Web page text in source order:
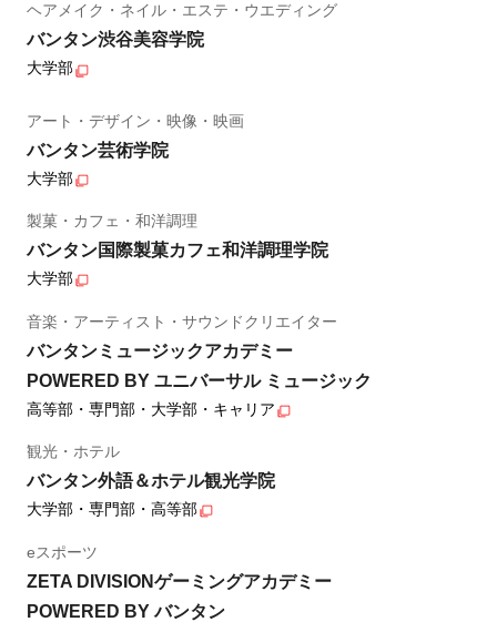
ヘアメイク・ネイル・エステ・ウエディング
バンタン渋谷美容学院
大学部
アート・デザイン・映像・映画
バンタン芸術学院
大学部
製菓・カフェ・和洋調理
バンタン国際製菓カフェ和洋調理学院
大学部
音楽・アーティスト・サウンドクリエイター
バンタンミュージックアカデミー
POWERED BY ユニバーサル ミュージック
高等部・専門部・大学部・キャリア
観光・ホテル
バンタン外語＆ホテル観光学院
大学部・専門部・高等部
eスポーツ
ZETA DIVISIONゲーミングアカデミー
POWERED BY バンタン